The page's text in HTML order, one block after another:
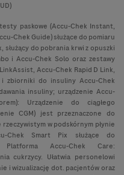
paskowe (Accu-Chek Instant,
Chek Guide) służące do pomiaru
służący do pobrania krwi z opuszki
i Accu-Chek Solo oraz zestawy
Accu-Chek Rapid D Link,
zbiorniki do insuliny Accu-Chek
insuliny; urządzenie Accu-
Urządzenie do ciągłego
CGM) jest przeznaczone do
w podskórnym płynie
Chek Smart Pix służące do
Platforma Accu-Chek Care:
cukrzycy. Ułatwia personelowi
i wizualizację dot. pacjentów oraz